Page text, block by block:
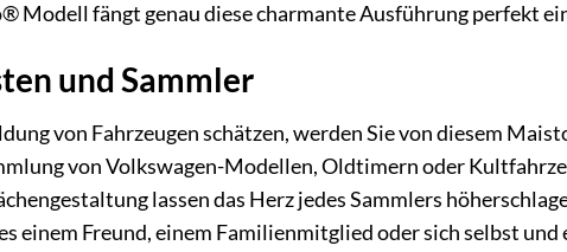
Modell fängt genau diese charmante Ausführung perfekt
und Sammler
von Fahrzeugen schätzen, werden Sie von diesem
von Volkswagen-Modellen, Oldtimern oder
lassen das Herz jedes Sammlers
einem Freund, einem Familienmitglied oder sich selbst und